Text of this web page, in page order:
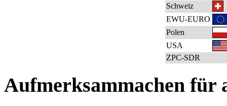
Schweiz
EWU-EURO
Polen
USA
ZPC-SDR
Aufmerksammachen für